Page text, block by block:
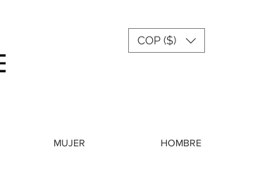
COP ($)
MUJER HOMBRE